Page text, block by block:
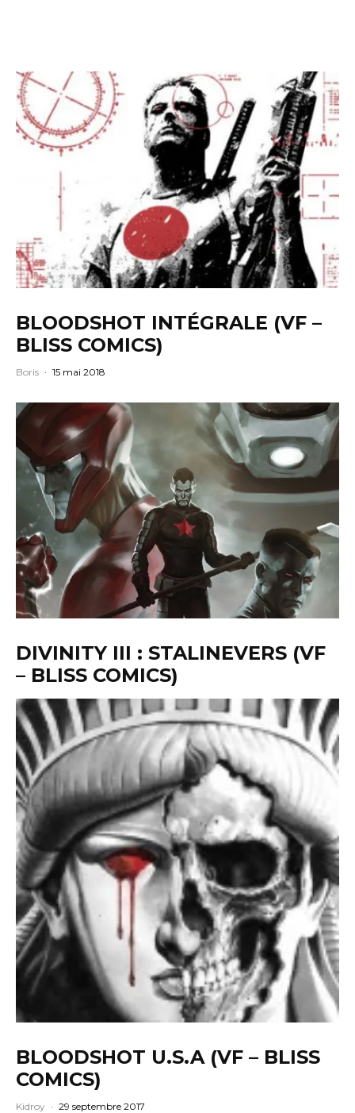
BLOODSHOT INTÉGRALE (VF –
BLISS COMICS)
Boris · 15 mai 2018
DIVINITY III : STALINEVERS (VF
– BLISS COMICS)
Kidroy · 26 octobre 2017
BLOODSHOT U.S.A (VF – BLISS
COMICS)
Kidroy · 29 septembre 2017